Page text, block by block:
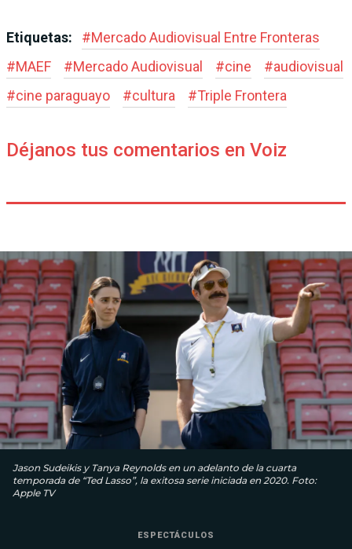
Etiquetas: #Mercado Audiovisual Entre Fronteras
#MAEF #Mercado Audiovisual #cine #audiovisual
#cine paraguayo #cultura #Triple Frontera
Déjanos tus comentarios en Voiz
Jason Sudeikis y Tanya Reynolds en un adelanto de la cuarta
temporada de “Ted Lasso”, la exitosa serie iniciada en 2020. Foto:
Apple TV
ESPECTÁCULOS